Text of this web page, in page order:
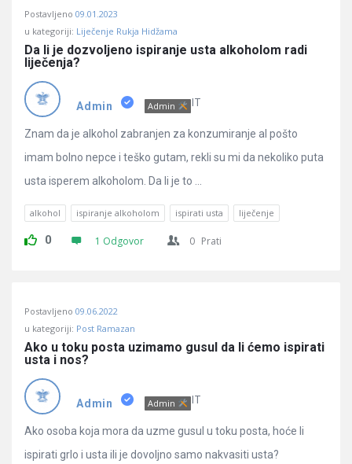
Učene
Latest
Pitanja
Postavljeno 09.01.2023
u kategoriji: Liječenje Rukja Hidžama
Da li je dozvoljeno ispiranje usta alkoholom radi
liječenja?
Admin Admin IT
Znam da je alkohol zabranjen za konzumiranje al pošto
imam bolno nepce i teško gutam, rekli su mi da nekoliko puta
usta isperem alkoholom. Da li je to ...
alkohol ispiranje alkoholom ispirati usta liječenje
0 1 Odgovor 0 Prati
Postavljeno 09.06.2022
u kategoriji: Post Ramazan
Ako u toku posta uzimamo gusul da li ćemo ispirati
usta i nos?
Admin Admin IT
Ako osoba koja mora da uzme gusul u toku posta, hoće li
ispirati grlo i usta ili je dovoljno samo nakvasiti usta?